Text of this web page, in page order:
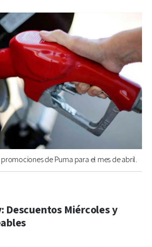
promociones de Puma para el mes de abril.
Descuentos Miércoles y